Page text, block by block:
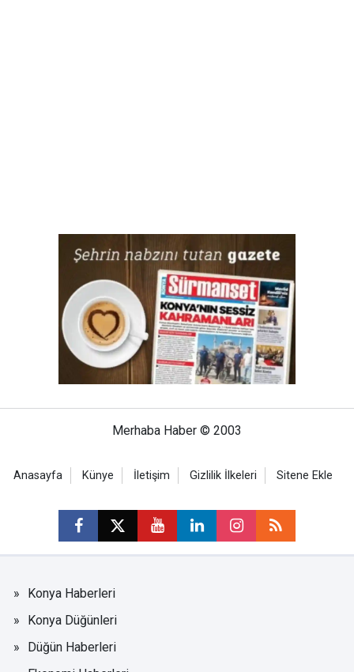
Merhaba Haber © 2003
Anasayfa Künye İletişim Gizlilik İlkeleri Sitene Ekle
Konya Haberleri
Konya Düğünleri
Düğün Haberleri